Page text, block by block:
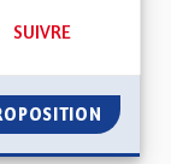
49 ABONNÉS
SUIVRE